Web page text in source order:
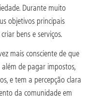
Durante muito
objetivos principais
bens e serviços.
mais consciente de que
de pagar impostos,
e tem a percepção clara
da comunidade em